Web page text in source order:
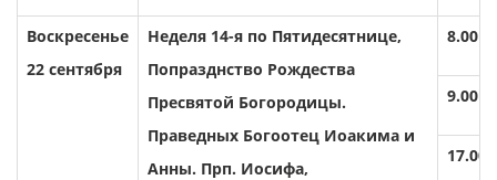
Воскресенье
22 сентября
Неделя 14-я по Пятидесятнице,
Попразднство Рождества
Пресвятой Богородицы.
Праведных Богоотец Иоакима и
Анны. Прп. Иосифа,
8.00
9.00
17.00